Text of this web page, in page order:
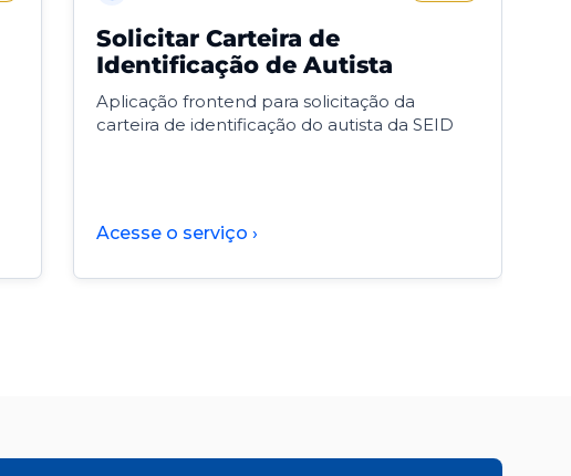
Solicitar Carteira de
Identificação de Autista
Aplicação frontend para solicitação da
carteira de identificação do autista da SEID
Acesse o serviço ›